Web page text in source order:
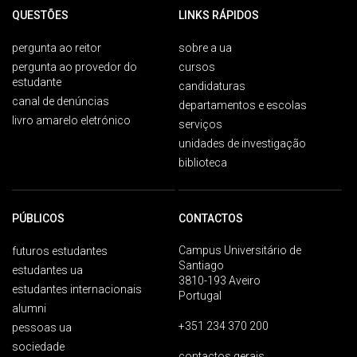
QUESTÕES
pergunta ao reitor
pergunta ao provedor do
estudante
canal de denúncias
livro amarelo eletrónico
LINKS RÁPIDOS
sobre a ua
cursos
candidaturas
departamentos e escolas
serviços
unidades de investigação
biblioteca
PÚBLICOS
futuros estudantes
estudantes ua
estudantes internacionais
alumni
pessoas ua
sociedade
CONTACTOS
Campus Universitário de
Santiago
3810-193 Aveiro
Portugal
+351 234 370 200